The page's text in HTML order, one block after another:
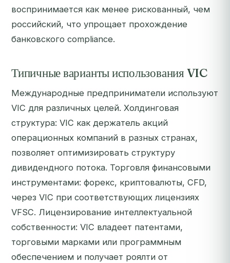
воспринимается как менее рискованный, чем
российский, что упрощает прохождение
банковского compliance.
Типичные варианты использования VIC
Международные предприниматели используют
VIC для различных целей. Холдинговая
структура: VIC как держатель акций
операционных компаний в разных странах,
позволяет оптимизировать структуру
дивидендного потока. Торговля финансовыми
инструментами: форекс, криптовалюты, CFD,
через VIC при соответствующих лицензиях
VFSC. Лицензирование интеллектуальной
собственности: VIC владеет патентами,
торговыми марками или программным
обеспечением и получает роялти от